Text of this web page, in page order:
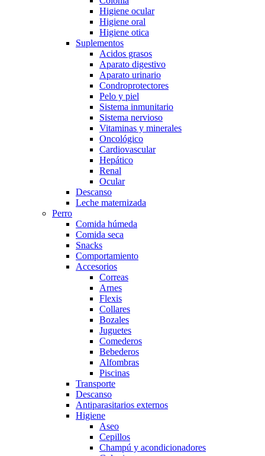
Higiene ocular
Higiene oral
Higiene otica
Suplementos
Acidos grasos
Aparato digestivo
Aparato urinario
Condroprotectores
Pelo y piel
Sistema inmunitario
Sistema nervioso
Vitaminas y minerales
Oncológico
Cardiovascular
Hepático
Renal
Ocular
Descanso
Leche maternizada
Perro
Comida húmeda
Comida seca
Snacks
Comportamiento
Accesorios
Correas
Arnes
Flexis
Collares
Bozales
Juguetes
Comederos
Bebederos
Alfombras
Piscinas
Transporte
Descanso
Antiparasitarios externos
Higiene
Aseo
Cepillos
Champú y acondicionadores